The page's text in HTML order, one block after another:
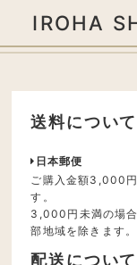
IROHA
送料について
日本郵便
ご購入金額3,000
す。
3,000円未満の場
部地域を除きます。
配送について